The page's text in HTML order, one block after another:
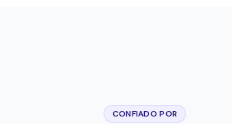
CONFIADO POR